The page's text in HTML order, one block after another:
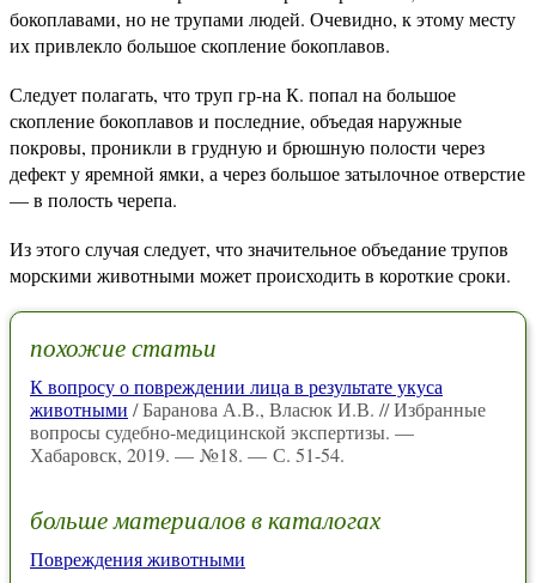
бокоплавами, но не трупами людей. Очевидно, к этому месту
их привлекло большое скопление бокоплавов.
Следует полагать, что труп гр-на К. попал на большое
скопление бокоплавов и последние, объедая наружные
покровы, проникли в грудную и брюшную полости через
дефект у яремной ямки, а через большое затылочное отверстие
— в полость черепа.
Из этого случая следует, что значительное объедание трупов
морскими животными может происходить в короткие сроки.
похожие статьи
К вопросу о повреждении лица в результате укуса
животными / Баранова А.В., Власюк И.В. // Избранные
вопросы судебно-медицинской экспертизы. —
Хабаровск, 2019. — №18. — С. 51-54.
больше материалов в каталогах
Повреждения животными